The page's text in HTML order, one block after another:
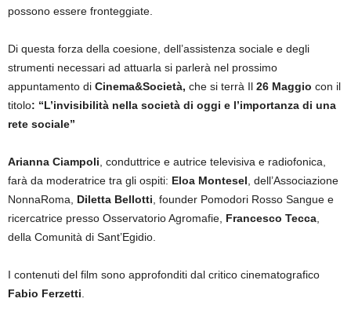
possono essere fronteggiate.
Di questa forza della coesione, dell’assistenza sociale e degli
strumenti necessari ad attuarla si parlerà nel prossimo
appuntamento di Cinema&Società, che si terrà Il 26 Maggio con il
titolo: “L’invisibilità nella società di oggi e l’importanza di una
rete sociale”
Arianna Ciampoli , conduttrice e autrice televisiva e radiofonica,
farà da moderatrice tra gli ospiti: Eloa Montesel , dell’Associazione
NonnaRoma, Diletta Bellotti , founder Pomodori Rosso Sangue e
ricercatrice presso Osservatorio Agromafie, Francesco Tecca
della Comunità di Sant’Egidio.
I contenuti del film sono approfonditi dal critico cinematografico
Fabio Ferzetti